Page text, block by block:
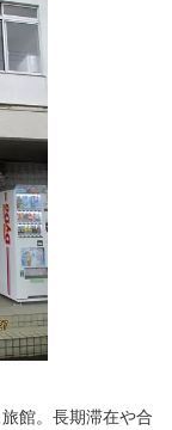
館。長期滞在や合